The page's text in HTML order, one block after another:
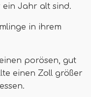
ein Jahr alt sind.
in ihrem
porösen, gut
einen Zoll größer